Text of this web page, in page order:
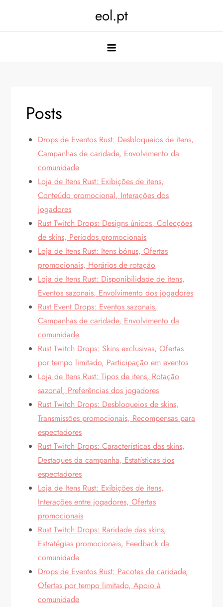
eol.pt
Posts
Drops de Eventos Rust: Desbloqueios de itens,
Campanhas de caridade, Envolvimento da
comunidade
Loja de Itens Rust: Exibições de itens,
Conteúdo promocional, Interações dos
jogadores
Rust Twitch Drops: Designs únicos, Colecções
de skins, Períodos promocionais
Loja de Itens Rust: Itens bónus, Ofertas
promocionais, Horários de rotação
Loja de Itens Rust: Disponibilidade de itens,
Eventos sazonais, Envolvimento dos jogadores
Rust Event Drops: Eventos sazonais,
Campanhas de caridade, Envolvimento da
comunidade
Rust Twitch Drops: Skins exclusivas, Ofertas
por tempo limitado, Participação em eventos
Loja de Itens Rust: Tipos de itens, Rotação
sazonal, Preferências dos jogadores
Rust Twitch Drops: Desbloqueios de skins,
Transmissões promocionais, Recompensas para
espectadores
Rust Twitch Drops: Características das skins,
Destaques da campanha, Estatísticas dos
espectadores
Loja de Itens Rust: Exibições de itens,
Interações entre jogadores, Ofertas
promocionais
Rust Twitch Drops: Raridade das skins,
Estratégias promocionais, Feedback da
comunidade
Drops de Eventos Rust: Pacotes de caridade,
Ofertas por tempo limitado, Apoio à
comunidade